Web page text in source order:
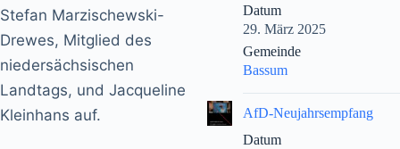
Stefan Marzischewski-
Drewes, Mitglied des
niedersächsischen
Landtags, und Jacqueline
Kleinhans auf.
Datum
29. März 2025
Gemeinde
Bassum
AfD-Neujahrsempfang
Datum